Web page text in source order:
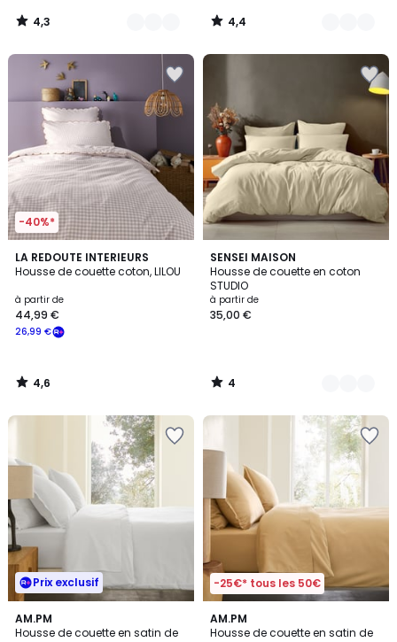
4,3
/
4,4
/
-40%*
LA REDOUTE INTERIEURS
Housse de couette coton, LILOU
à partir de
26,99 €
44,99 €
4,6
/ 5
4,6
/
SENSEI MAISON
Housse de couette en coton
STUDIO
à partir de
35,00 €
4
/
5
18
Couleurs
4
/
Prix exclusif
AM.PM
Housse de couette en satin de
4,8
/ 5
9
Couleurs
-25€* tous les 50€
AM.PM
Housse de couette en satin de
4,8
/ 5